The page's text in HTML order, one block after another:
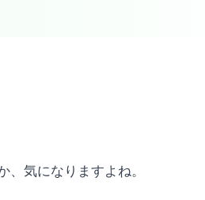
気になりますよね。